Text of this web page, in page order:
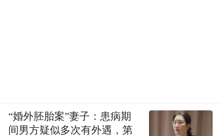
“婚外胚胎案”妻子：患病期
间男方疑似多次有外遇，第